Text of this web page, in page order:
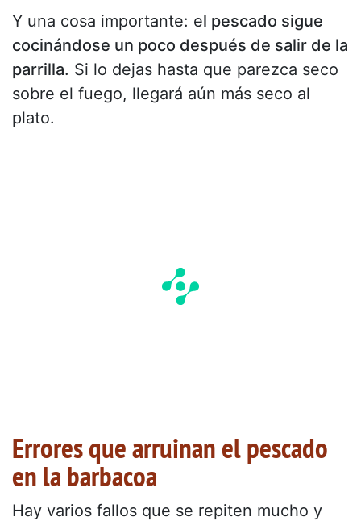
Y una cosa importante: el pescado sigue
cocinándose un poco después de salir de la
parrilla. Si lo dejas hasta que parezca seco
sobre el fuego, llegará aún más seco al
plato.
Errores que arruinan el pescado
en la barbacoa
Hay varios fallos que se repiten mucho y